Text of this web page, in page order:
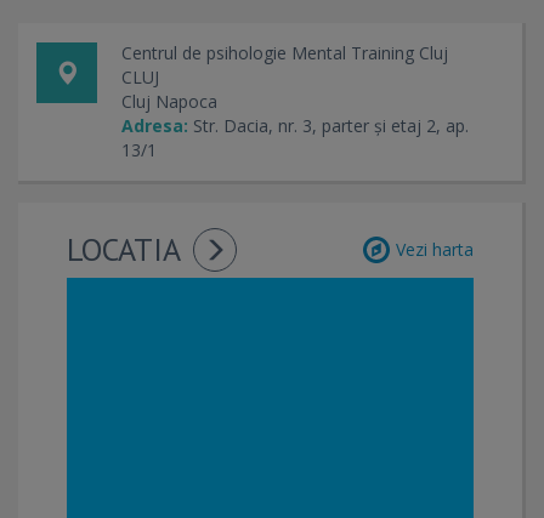
Centrul de psihologie Mental Training Cluj
CLUJ
Cluj Napoca
Adresa: Str. Dacia, nr. 3, parter și etaj 2, ap.
13/1
LOCATIA Vezi harta